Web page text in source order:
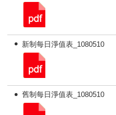
新制每日淨值表_1080510
舊制每日淨值表_1080510